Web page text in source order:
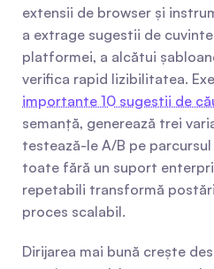
extensii de browser și
a extrage sugestii de
platformei, a alcătui
verifica rapid lizibilitatea.
importante 10 sugestii de
semanță, generează trei
testează-le A/B pe
toate fără un suport
repetabili transformă
proces scalabil.
Dirijarea mai bună crește